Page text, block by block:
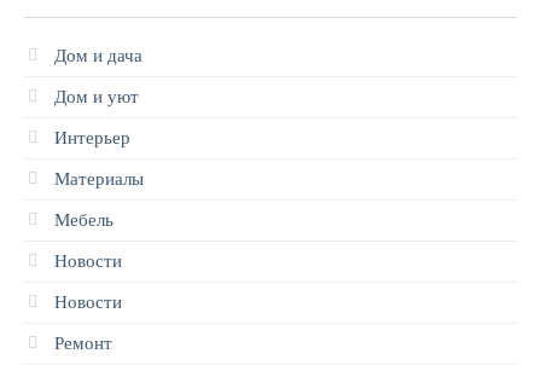
Дом и дача
Дом и уют
Интерьер
Материалы
Мебель
Новости
Новости
Ремонт